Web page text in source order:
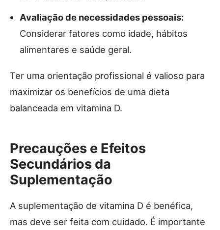
Avaliação de necessidades pessoais:
Considerar fatores como idade, hábitos
alimentares e saúde geral.
Ter uma orientação profissional é valioso para
maximizar os benefícios de uma dieta
balanceada em vitamina D.
Precauções e Efeitos
Secundários da
Suplementação
A suplementação de vitamina D é benéfica,
mas deve ser feita com cuidado. É importante